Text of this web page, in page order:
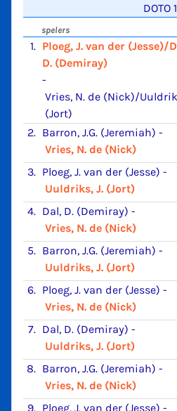
DOTO 1
spelers
1. Ploeg, J. van der (Jesse)/
D. (Demiray)
-
Vries, N. de (Nick)/
(Jort)
2. Barron, J.G. (Jeremiah) -
Vries, N. de (Nick)
3. Ploeg, J. van der (Jesse) -
Uuldriks, J. (Jort)
4. Dal, D. (Demiray) -
Vries, N. de (Nick)
5. Barron, J.G. (Jeremiah) -
Uuldriks, J. (Jort)
6. Ploeg, J. van der (Jesse) -
Vries, N. de (Nick)
7. Dal, D. (Demiray) -
Uuldriks, J. (Jort)
8. Barron, J.G. (Jeremiah) -
Vries, N. de (Nick)
9. Ploeg, J. van der (Jesse) -